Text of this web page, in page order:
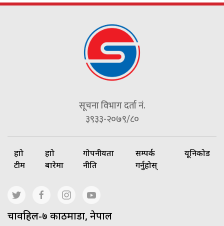
सूचना विभाग दर्ता नं.
३९३३-२०७९/८०
हाम्रो
टीम
हाम्रो
बारेमा
गोपनीयता
नीति
सम्पर्क
गर्नुहोस्
यूनिकोड
चावहिल-७ काठमाडौं, नेपाल